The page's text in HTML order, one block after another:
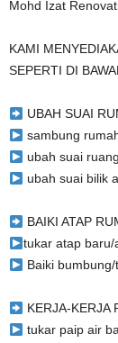
Mohd Izat
KAMI
SEPERTI DI
UBAH SUAI
sambung
ubah suai
ubah suai bilik
BAIKI ATAP
tukar atap baru/
Baiki
KERJA-KERJA
tukar paip air